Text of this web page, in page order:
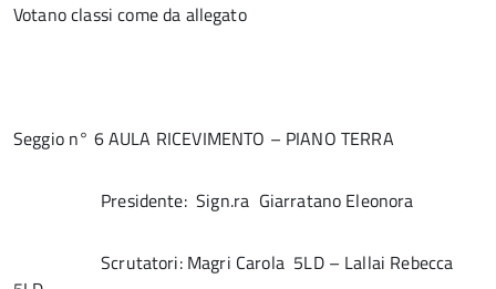
Votano classi come da allegato
Seggio n° 6 AULA RICEVIMENTO – PIANO TERRA
Presidente: Sign.ra Giarratano Eleonora
Scrutatori: Magri Carola 5LD – Lallai Rebecca